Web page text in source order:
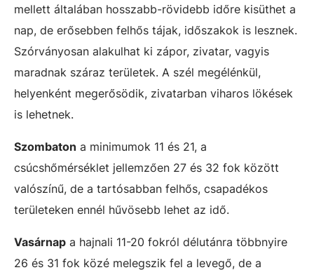
mellett általában hosszabb-rövidebb időre kisüthet a
nap, de erősebben felhős tájak, időszakok is lesznek.
Szórványosan alakulhat ki zápor, zivatar, vagyis
maradnak száraz területek. A szél megélénkül,
helyenként megerősödik, zivatarban viharos lökések
is lehetnek.
Szombaton a minimumok 11 és 21, a
csúcshőmérséklet jellemzően 27 és 32 fok között
valószínű, de a tartósabban felhős, csapadékos
területeken ennél hűvösebb lehet az idő.
Vasárnap a hajnali 11-20 fokról délutánra többnyire
26 és 31 fok közé melegszik fel a levegő, de a